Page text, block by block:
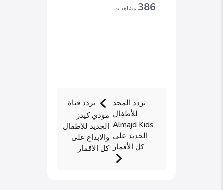
386 مشاهدات
تردد قناة
مودي كيدز
الجديد للأطفال
والابداع على
كل الأقمار
تردد المجد
للأطفال
Almajd Kids
الجديد على
كل الأقمار